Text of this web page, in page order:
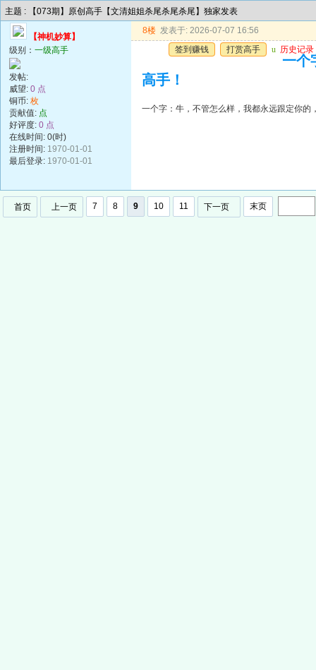
主题 : 【073期】原创高手【文清姐姐杀尾杀尾杀尾】独家发表
【神机妙算】
级别： 一级高手
发帖:
威望: 0 点
铜币: 枚
贡献值: 点
好评度: 0 点
在线时间: 0(时)
注册时间: 1970-01-01
最后登录: 1970-01-01
8楼 发表于: 2026-07-07 16:56
签到赚钱
打赏高手 u 历史记录
一个
高手！
一个字：牛，不管怎么样，我都永远跟定你的
首页 上一页 7 8 9 10 11 下一页 末页